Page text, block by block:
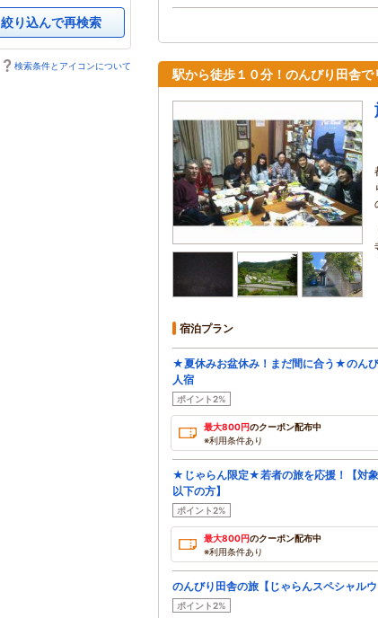
絞り込んで再検索
検索条件とアイコンについて
駅から徒歩１０分！のんびり田舎で
宿泊プラン
★夏休みお盆休み！まだ間に合う★のん
人宿
ポイント2%
最大800円のクーポン配布中
※利用条件あり
★じゃらん限定★若者の旅を応援！【対
以下の方】
ポイント2%
最大800円のクーポン配布中
※利用条件あり
のんびり田舎の旅【じゃらんスペシャルウ
ポイント2%